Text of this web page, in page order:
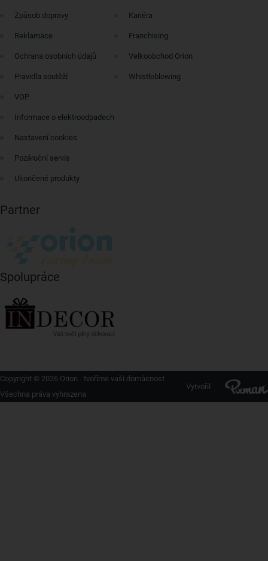
Způsob dopravy
Reklamace
Ochrana osobních údajů
Pravidla soutěží
VOP
Informace o elektroodpadech
Nastavení cookies
Pozáruční servis
Ukončené produkty
Kariéra
Franchising
Velkoobchod Orion
Whistleblowing
Partner
Spolupráce
Copyright © 2026 Orion - tvoříme vaši domácnost
Všechna práva vyhrazena
Vytvořil